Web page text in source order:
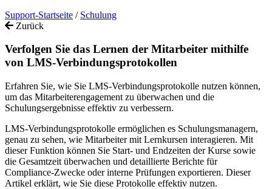
Support-Startseite / Schulung
Zurück
Verfolgen Sie das Lernen der Mitarbeiter mithilfe
von LMS-Verbindungsprotokollen
Erfahren Sie, wie Sie LMS-Verbindungsprotokolle nutzen können,
um das Mitarbeiterengagement zu überwachen und die
Schulungsergebnisse effektiv zu verbessern.
LMS-Verbindungsprotokolle ermöglichen es Schulungsmanagern,
genau zu sehen, wie Mitarbeiter mit Lernkursen interagieren. Mit
dieser Funktion können Sie Start- und Endzeiten der Kurse sowie
die Gesamtzeit überwachen und detaillierte Berichte für
Compliance-Zwecke oder interne Prüfungen exportieren. Dieser
Artikel erklärt, wie Sie diese Protokolle effektiv nutzen.